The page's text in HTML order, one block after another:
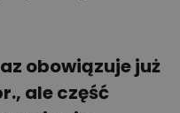
obowiązuje już
ale część